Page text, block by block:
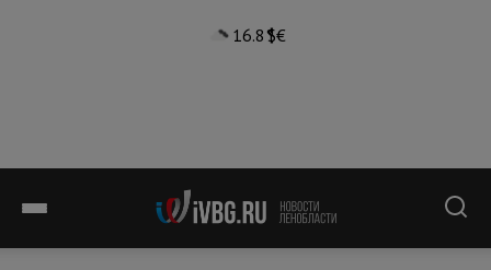
16.8°$€